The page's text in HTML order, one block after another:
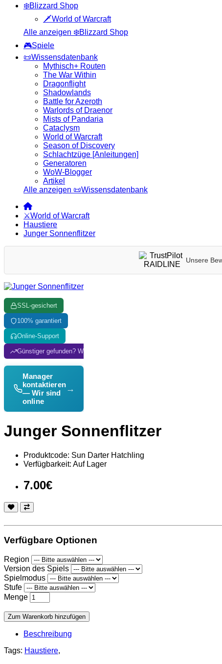
❄️Blizzard Shop
🗡️World of Warcraft
Alle anzeigen ❄️Blizzard Shop
🎮Spiele
📜Wissensdatenbank
Mythisch+ Routen
The War Within
Dragonflight
Shadowlands
Battle for Azeroth
Warlords of Draenor
Mists of Pandaria
Cataclysm
World of Warcraft
Season of Discovery
Schlachtzüge [Anleitungen]
Generatoren
WoW-Blogger
Artikel
Alle anzeigen 📜Wissensdatenbank
⚔️World of Warcraft
Haustiere
Junger Sonnenflitzer
Unsere
SSL-gesichert
100% garantiert
Online-Support
Günstiger gefunden? Wir passen an!
Manager
kontaktieren
— Wir sind
online
→
Junger Sonnenflitzer
Produktcode: Sun Darter Hatchling
Verfügbarkeit: Auf Lager
7.00€
Verfügbare Optionen
Region
Version des Spiels
Spielmodus
Stufe
Menge
Zum Warenkorb hinzufügen
Beschreibung
Tags: Haustiere,